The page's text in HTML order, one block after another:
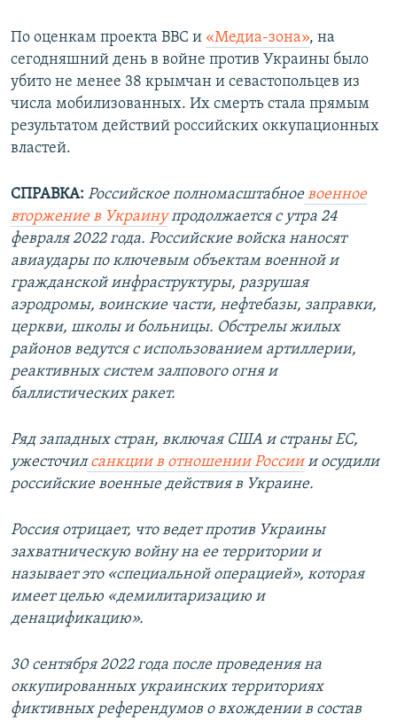
По оценкам проекта ВВС и «Медиа-зона», на
сегодняшний день в войне против Украины было
убито не менее 38 крымчан и севастопольцев из
числа мобилизованных. Их смерть стала прямым
результатом действий российских оккупационных
властей.
СПРАВКА: Российское полномасштабноевоенное
вторжение в Украинупродолжается с утра 24
февраля 2022 года. Российские войска наносят
авиаудары по ключевым объектам военной и
гражданской инфраструктуры, разрушая
аэродромы, воинские части, нефтебазы, заправки,
церкви, школы и больницы. Обстрелы жилых
районов ведутся с использованием артиллерии,
реактивных систем залпового огня и
баллистических ракет.
Ряд западных стран, включая США и страны ЕС,
ужесточилсанкции в отношении Россиии осудили
российские военные действия в Украине.
Россия отрицает, что ведет против Украины
захватническую войну на ее территории и
называет это «специальной операцией», которая
имеет целью «демилитаризацию и
денацификацию».
30 сентября 2022 года после проведения на
оккупированных украинских территориях
фиктивных референдумов о вхождении в состав